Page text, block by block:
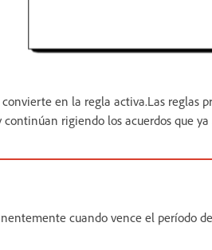
en la regla activa.Las reglas
rigiendo los acuerdos que ya
cuando vence el período